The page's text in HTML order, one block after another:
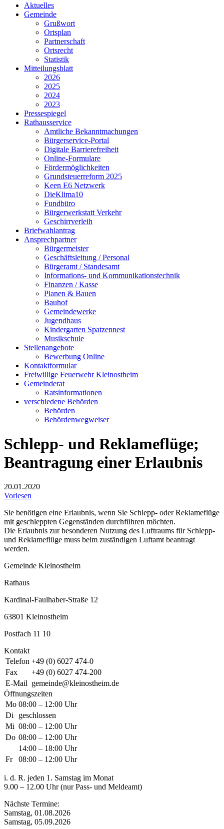
Aktuelles
Gemeinde
Grußwort
Ortsplan
Partnerschaft
Ortsrecht
Statistik
Mitteilungsblatt
2026
2025
2024
2023
Pressespiegel
Rathausservice
Amtliche Bekanntmachungen
Bürgerservice-Portal
Digitale Barrierefreiheit
Online-Formulare
Fördermöglichkeiten
Grundsteuerreform 2025
Keen E6 Netzwerk
DieKlima10
Fundbüro
Bürgerwerkstatt Verkehr
Geschirrverleih
Briefwahlantrag
Ansprechpartner
Bürgermeister
Geschäftsleitung / Personal
Bürgeramt / Standesamt
Informations- und Kommunikationstechnik
Finanzen / Kasse
Planen & Bauen
Bauhof
Gemeindewerke
Jugendhaus
Kindergarten Spatzennest
Musikschule
Stellenangebote
Bewerbung Online
Kontaktformular
Freiwillige Feuerwehr Kleinostheim
Gemeinderat
Ratsinformationen
verschiedene Behörden
Behörden
Behördenwegweiser
Schlepp- und Reklameflüge;
Beantragung einer Erlaubnis
20.01.2020
Vorlesen
Sie benötigen eine Erlaubnis, wenn Sie Schlepp- oder Reklameflüge
mit geschleppten Gegenständen durchführen möchten.
Die Erlaubnis zur besonderen Nutzung des Luftraums für Schlepp-
und Reklameflüge muss beim zuständigen Luftamt beantragt
werden.
Gemeinde Kleinostheim
Rathaus
Kardinal-Faulhaber-Straße 12
63801 Kleinostheim
Postfach 11 10
Kontakt
Telefon +49 (0) 6027 474-0
Fax
+49 (0) 6027 474-200
E-Mail gemeinde@kleinostheim.de
Öffnungszeiten
Mo 08:00 – 12:00 Uhr
Di
geschlossen
Mi 08:00 – 12:00 Uhr
Do 08:00 – 12:00 Uhr
14:00 – 18:00 Uhr
Fr
08:00 – 12:00 Uhr
i. d. R. jeden 1. Samstag im Monat
9.00 – 12.00 Uhr (nur Pass- und Meldeamt)
Nächste Termine:
Samstag, 01.08.2026
Samstag, 05.09.2026